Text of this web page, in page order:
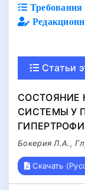
Требования
Статьи
СОСТОЯНИЕ
СИСТЕМЫ У
Бокерия Л.А.,
Скачать